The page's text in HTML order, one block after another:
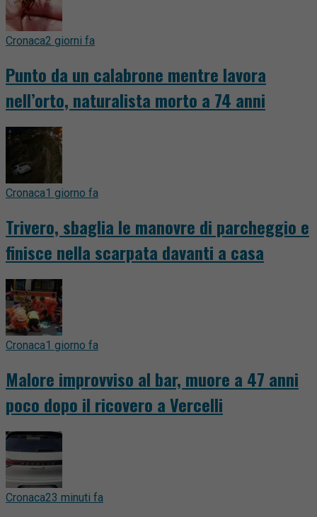
Cronaca2 giorni fa
Punto da un calabrone mentre lavora
nell’orto, naturalista morto a 74 anni
Cronaca1 giorno fa
Trivero, sbaglia le manovre di parcheggio e
finisce nella scarpata davanti a casa
Cronaca1 giorno fa
Malore improvviso al bar, muore a 47 anni
poco dopo il ricovero a Vercelli
Cronaca23 minuti fa